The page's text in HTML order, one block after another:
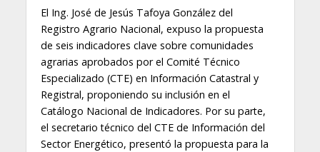
El Ing. José de Jesús Tafoya González del
Registro Agrario Nacional, expuso la propuesta
de seis indicadores clave sobre comunidades
agrarias aprobados por el Comité Técnico
Especializado (CTE) en Información Catastral y
Registral, proponiendo su inclusión en el
Catálogo Nacional de Indicadores. Por su parte,
el secretario técnico del CTE de Información del
Sector Energético, presentó la propuesta para la